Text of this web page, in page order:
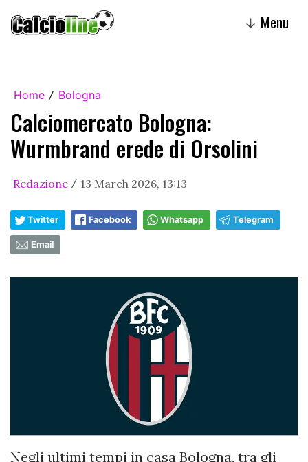
↓ Menu
Home / Bologna
Calciomercato Bologna:
Wurmbrand erede di Orsolini
Redazione / 13 March 2026, 13:13
Twitter Facebook Whatsapp Telegram
Email
Negli ultimi tempi in casa Bologna, tra gli